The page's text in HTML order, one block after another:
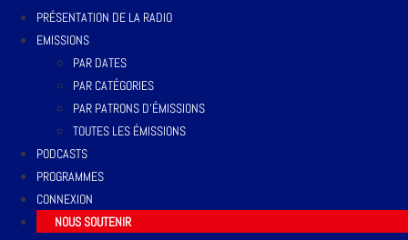
PRÉSENTATION DE LA RADIO
EMISSIONS
PAR DATES
PAR CATÉGORIES
PAR PATRONS D’ÉMISSIONS
TOUTES LES ÉMISSIONS
PODCASTS
PROGRAMMES
CONNEXION
NOUS SOUTENIR